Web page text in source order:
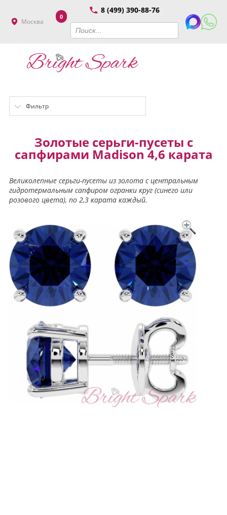
Москва
8 (499) 390-88-76
0
Фильтр
Золотые серьги-пусеты с
сапфирами Madison 4,6 карата
Великолепные серьги-пусеты из золота с центральным
гидротермальным сапфиром огранки круг (синего или
розового цвета), по 2,3 карата каждый.